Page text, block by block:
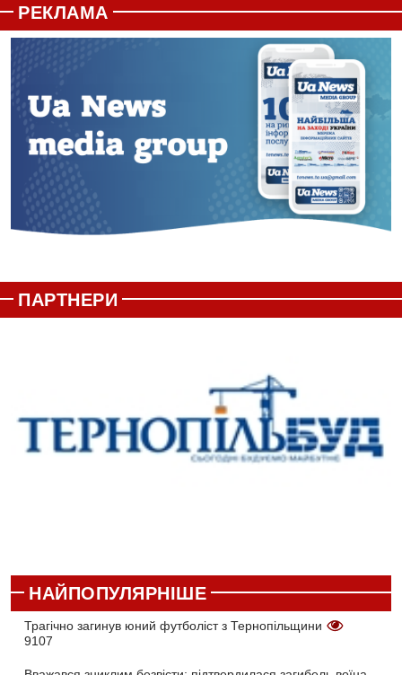
РЕКЛАМА
ПАРТНЕРИ
НАЙПОПУЛЯРНІШЕ
Трагічно загинув юний футболіст з Тернопільщини
9107